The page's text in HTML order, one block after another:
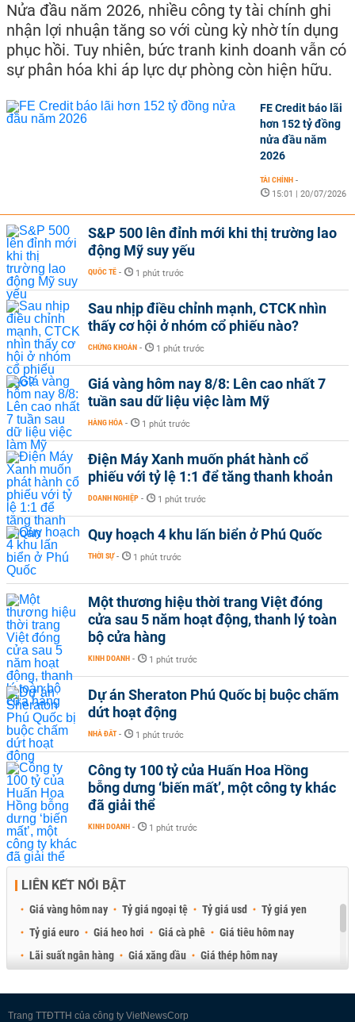
Nửa đầu năm 2026, nhiều công ty tài chính ghi
nhận lợi nhuận tăng so với cùng kỳ nhờ tín dụng
phục hồi. Tuy nhiên, bức tranh kinh doanh vẫn có
sự phân hóa khi áp lực dự phòng còn hiện hữu.
FE Credit báo lãi
hơn 152 tỷ đồng
nửa đầu năm
2026
TÀI CHÍNH -
15:01 | 20/07/2026
S&P 500 lên đỉnh mới khi thị trường lao
động Mỹ suy yếu
QUỐC TẾ - 1 phút trước
Sau nhịp điều chỉnh mạnh, CTCK nhìn
thấy cơ hội ở nhóm cổ phiếu nào?
CHỨNG KHOÁN - 1 phút trước
Giá vàng hôm nay 8/8: Lên cao nhất 7
tuần sau dữ liệu việc làm Mỹ
HÀNG HÓA - 1 phút trước
Điện Máy Xanh muốn phát hành cổ
phiếu với tỷ lệ 1:1 để tăng thanh khoản
DOANH NGHIỆP - 1 phút trước
Quy hoạch 4 khu lấn biển ở Phú Quốc
THỜI SỰ - 1 phút trước
Một thương hiệu thời trang Việt đóng
cửa sau 5 năm hoạt động, thanh lý toàn
bộ cửa hàng
KINH DOANH - 1 phút trước
Dự án Sheraton Phú Quốc bị buộc chấm
dứt hoạt động
NHÀ ĐẤT - 1 phút trước
Công ty 100 tỷ của Huấn Hoa Hồng
bỗng dưng ‘biến mất’, một công ty khác
đã giải thể
KINH DOANH - 1 phút trước
LIÊN KẾT NỔI BẬT
Giá vàng hôm nay Tỷ giá ngoại tệ Tỷ giá usd
Tỷ giá yen
Tỷ giá euro
Giá heo hơi Giá cà phê
Giá tiêu hôm nay
Lãi suất ngân hàng
Giá xăng dầu
Giá thép hôm nay
Trang TTĐTTH của công ty VietNewsCorp